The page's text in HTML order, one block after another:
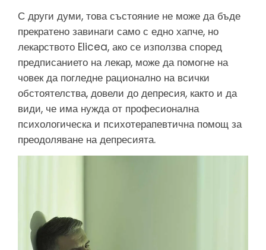
С други думи, това състояние не може да бъде
прекратено завинаги само с едно хапче, но
лекарството Elicea, ако се използва според
предписанието на лекар, може да помогне на
човек да погледне рационално на всички
обстоятелства, довели до депресия, както и да
види, че има нужда от професионална
психологическа и психотерапевтична помощ за
преодоляване на депресията.